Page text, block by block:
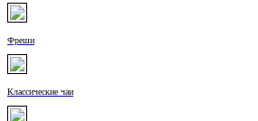
Фреши
Классические чаи